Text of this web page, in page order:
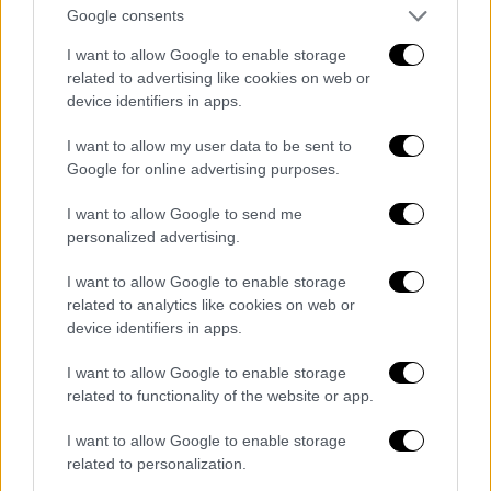
Google consents
I want to allow Google to enable storage
related to advertising like cookies on web or
device identifiers in apps.
I want to allow my user data to be sent to
Google for online advertising purposes.
I want to allow Google to send me
personalized advertising.
I want to allow Google to enable storage
related to analytics like cookies on web or
device identifiers in apps.
I want to allow Google to enable storage
related to functionality of the website or app.
I want to allow Google to enable storage
related to personalization.
δικαιούται να μεταβιβάσει έως επτά (7)
μήνες από την άδεια προς τον άλλο γονέα, αν
αυτός εργάζεται με σχέση εξαρτημένης
εργασίας ορισμένου ή αορίστου χρόνου σε
επιχειρήσεις ή εκμεταλλεύσεις με πλήρη ή
μερική απασχόληση. Με απόφαση του
Υπουργού Εργασίας και Κοινωνικής
Ασφάλισης ρυθμίζονται οι προϋποθέσεις και
καθώς και κάθε αναγκαία λεπτομέρεια για
την εφαρμογή του παρόντος.».
περί της ειδικής παροχής προστασίας της
μητρότητας, προστίθεται παρ. 3Α ως εξής:
«3Α. Σε περίπτωση απόκτησης κοινού
παιδιού από ομόφυλους συζύγους, ο